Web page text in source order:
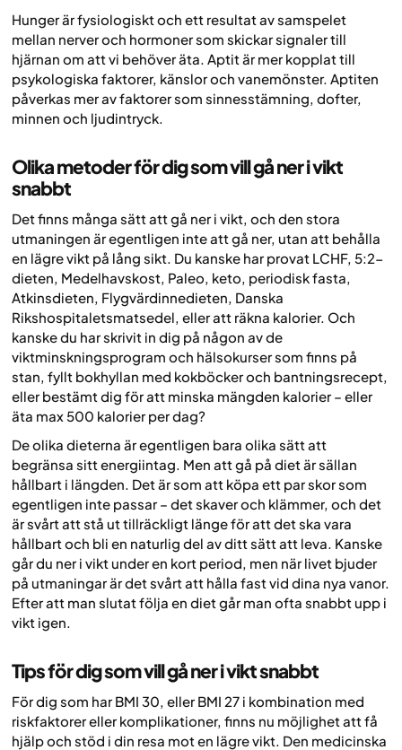
Hunger är fysiologiskt och ett resultat av samspelet
mellan nerver och hormoner som skickar signaler till
hjärnan om att vi behöver äta. Aptit är mer kopplat till
psykologiska faktorer, känslor och vanemönster. Aptiten
påverkas mer av faktorer som sinnesstämning, dofter,
minnen och ljudintryck.
Olika metoder för dig som vill gå ner i vikt
snabbt
Det finns många sätt att gå ner i vikt, och den stora
utmaningen är egentligen inte att gå ner, utan att behålla
en lägre vikt på lång sikt. Du kanske har provat LCHF, 5:2-
dieten, Medelhavskost, Paleo, keto, periodisk fasta,
Atkinsdieten, Flygvärdinnedieten, Danska
Rikshospitaletsmatsedel, eller att räkna kalorier. Och
kanske du har skrivit in dig på någon av de
viktminskningsprogram och hälsokurser som finns på
stan, fyllt bokhyllan med kokböcker och bantningsrecept,
eller bestämt dig för att minska mängden kalorier – eller
äta max 500 kalorier per dag?
De olika dieterna är egentligen bara olika sätt att
begränsa sitt energiintag. Men att gå på diet är sällan
hållbart i längden. Det är som att köpa ett par skor som
egentligen inte passar – det skaver och klämmer, och det
är svårt att stå ut tillräckligt länge för att det ska vara
hållbart och bli en naturlig del av ditt sätt att leva. Kanske
går du ner i vikt under en kort period, men när livet bjuder
på utmaningar är det svårt att hålla fast vid dina nya vanor.
Efter att man slutat följa en diet går man ofta snabbt upp i
vikt igen.
Tips för dig som vill gå ner i vikt snabbt
För dig som har BMI 30, eller BMI 27 i kombination med
riskfaktorer eller komplikationer, finns nu möjlighet att få
hjälp och stöd i din resa mot en lägre vikt. Den medicinska